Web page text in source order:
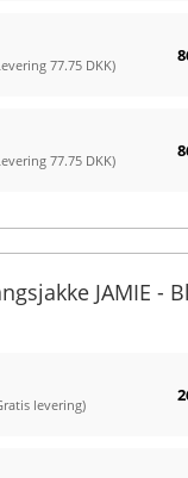
77.75 DKK)
77.75 DKK)
JAMIE -
levering)